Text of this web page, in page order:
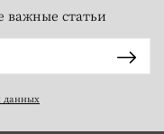
важные статьи
данных